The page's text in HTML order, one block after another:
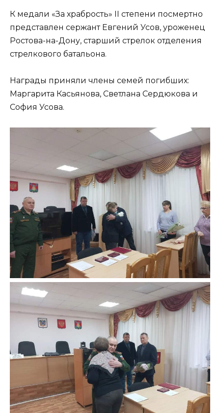
К медали «За храбрость» II степени посмертно
представлен сержант Евгений Усов, уроженец
Ростова-на-Дону, старший стрелок отделения
стрелкового батальона.
Награды приняли члены семей погибших:
Маргарита Касьянова, Светлана Сердюкова и
София Усова.